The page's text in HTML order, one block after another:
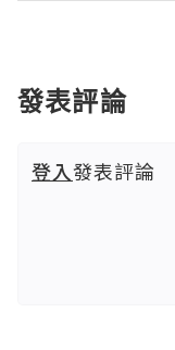
發表評論
登入發表評論